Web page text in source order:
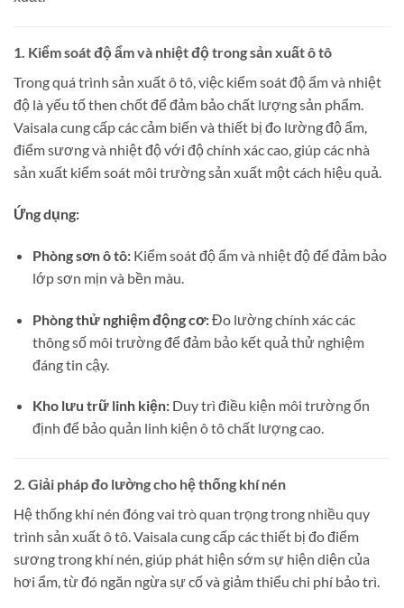
1. Kiểm soát độ ẩm và nhiệt độ trong sản xuất ô tô
Trong quá trình sản xuất ô tô, việc kiểm soát độ ẩm và nhiệt
độ là yếu tố then chốt để đảm bảo chất lượng sản phẩm.
Vaisala cung cấp các cảm biến và thiết bị đo lường độ ẩm,
điểm sương và nhiệt độ với độ chính xác cao, giúp các nhà
sản xuất kiểm soát môi trường sản xuất một cách hiệu quả.
Ứng dụng:
Phòng sơn ô tô: Kiểm soát độ ẩm và nhiệt độ để đảm bảo
lớp sơn mịn và bền màu.
Phòng thử nghiệm động cơ:Đo lường chính xác các
thông số môi trường để đảm bảo kết quả thử nghiệm
đáng tin cậy.
Kho lưu trữ linh kiện: Duy trì điều kiện môi trường ổn
định để bảo quản linh kiện ô tô chất lượng cao.
2. Giải pháp đo lường cho hệ thống khí nén
Hệ thống khí nén đóng vai trò quan trọng trong nhiều quy
trình sản xuất ô tô.Vaisala cung cấp các thiết bị đo điểm
sương trong khí nén, giúp phát hiện sớm sự hiện diện của
hơi ẩm, từ đó ngăn ngừa sự cố và giảm thiểu chi phí bảo trì.